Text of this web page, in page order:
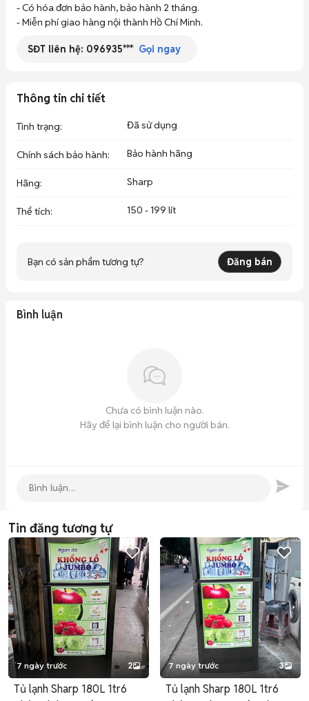
- Có hóa đơn bảo hành, bảo hành 2 tháng.
- Miễn phí giao hàng nội thành Hồ Chí Minh.
SĐT liên hệ: 096935*** Gọi ngay
Thông tin chi tiết
Tình trạng: Đã sử dụng
Chính sách bảo hành: Bảo hành hãng
Hãng: Sharp
Thể tích: 150 - 199 lít
Bạn có sản phẩm tương tự? Đăng bán
Bình luận
Chưa có bình luận nào.
Hãy để lại bình luận cho người bán.
Tin đăng tương tự
7 ngày trước 2
Tủ lạnh Sharp 180L 1tr6
7 ngày trước 3
Tủ lạnh Sharp 180L 1tr6